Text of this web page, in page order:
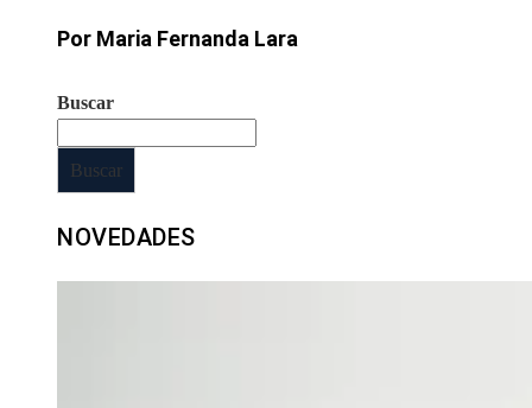
Por Maria Fernanda Lara
Buscar
Buscar
NOVEDADES